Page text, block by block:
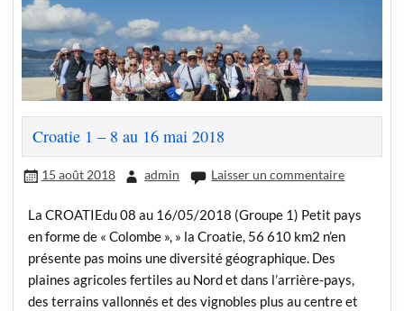
Croatie 1 – 8 au 16 mai 2018
15 août 2018 admin Laisser un commentaire
La CROATIEdu 08 au 16/05/2018 (Groupe 1) Petit pays
en forme de « Colombe », » la Croatie, 56 610 km2 n’en
présente pas moins une diversité géographique. Des
plaines agricoles fertiles au Nord et dans l’arrière-pays,
des terrains vallonnés et des vignobles plus au centre et